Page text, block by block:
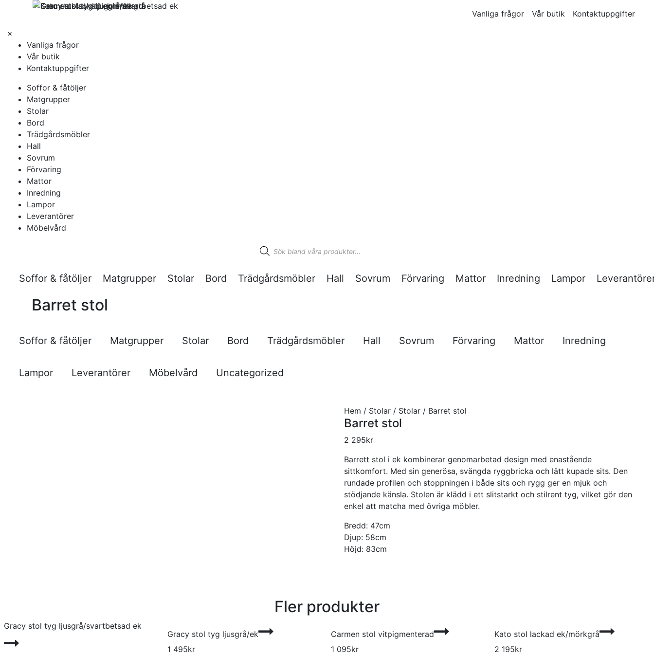
Vanliga frågor Vår butik
Kontaktuppgifter
×
Vanliga frågor
Vår butik
Kontaktuppgifter
Soffor & fåtöljer
Matgrupper
Stolar
Bord
Trädgårdsmöbler
Hall
Sovrum
Förvaring
Mattor
Inredning
Lampor
Leverantörer
Möbelvård
Produktsökning
Soffor & fåtöljer Matgrupper Stolar Bord Trädgårdsmöbler Hall Sovrum Förvaring Mattor Inredning Lampor
Barret stol
Soffor & fåtöljer Matgrupper Stolar Bord Trädgårdsmöbler Hall Sovrum Förvaring Mattor Inredning
Lampor Leverantörer Möbelvård Uncategorized
Hem / Stolar / Stolar / Barret stol
Barret stol
2 295kr
Barrett stol i ek kombinerar genomarbetad design med enastående
sittkomfort. Med sin generösa, svängda ryggbricka och lätt kupade sits. Den
rundade profilen och stoppningen i både sits och rygg ger en mjuk och
stödjande känsla. Stolen är klädd i ett slitstarkt och stilrent tyg, vilket gör den
enkel att matcha med övriga möbler.
Bredd: 47cm
Djup: 58cm
Höjd: 83cm
Fler produkter
Gracy stol tyg ljusgrå/svartbetsad ek
Gracy stol tyg ljusgrå/ek
1 495kr
Carmen stol vitpigmenterad
1 095kr
Kato stol lackad ek/mörkgrå
2 195kr